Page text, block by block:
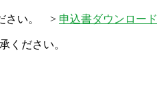
さい。 > 申込書ダウンロード
ください。